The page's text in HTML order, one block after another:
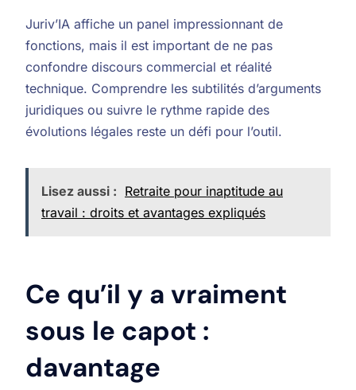
Juriv’IA affiche un panel impressionnant de
fonctions, mais il est important de ne pas
confondre discours commercial et réalité
technique. Comprendre les subtilités d’arguments
juridiques ou suivre le rythme rapide des
évolutions légales reste un défi pour l’outil.
Lisez aussi : Retraite pour inaptitude au
travail : droits et avantages expliqués
Ce qu’il y a vraiment
sous le capot :
davantage